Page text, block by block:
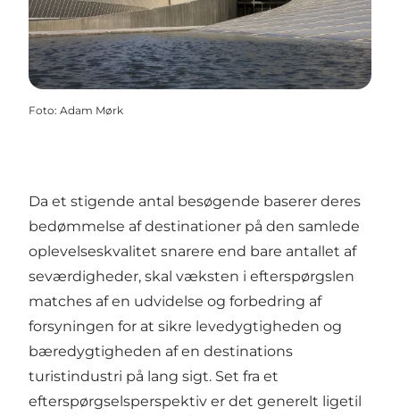
Foto: Adam Mørk
Da et stigende antal besøgende baserer deres
bedømmelse af destinationer på den samlede
oplevelseskvalitet snarere end bare antallet af
seværdigheder, skal væksten i efterspørgslen
matches af en udvidelse og forbedring af
forsyningen for at sikre levedygtigheden og
bæredygtigheden af en destinations
turistindustri på lang sigt. Set fra et
efterspørgselsperspektiv er det generelt ligetil